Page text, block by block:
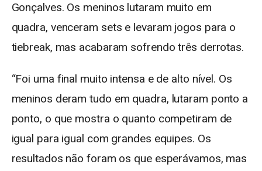
Gonçalves. Os meninos lutaram muito em
quadra, venceram sets e levaram jogos para o
tiebreak, mas acabaram sofrendo três derrotas.
“Foi uma final muito intensa e de alto nível. Os
meninos deram tudo em quadra, lutaram ponto a
ponto, o que mostra o quanto competiram de
igual para igual com grandes equipes. Os
resultados não foram os que esperávamos, mas